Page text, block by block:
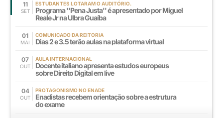
11
SET
ESTUDANTES LOTARAM O AUDITÓRIO.
Programa ''Pena Justa'' é apresentado por Miguel
Reale Jr na Ulbra Guaíba
01
MAI
COMUNICADO DA REITORIA
Dias 2 e 3.5 terão aulas na plataforma virtual
07
OUT
AULA INTERNACIONAL
Docente italiano apresenta estudos europeus
sobre Direito Digital em live
04
OUT
PROTAGONISMO NO ENADE
Enadistas recebem orientação sobre a estrutura
do exame